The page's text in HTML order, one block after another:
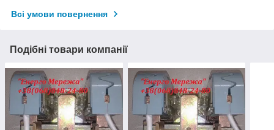
Всі умови повернення
Подібні товари компанії